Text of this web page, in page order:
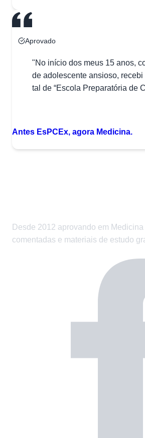
Aprovado
"No início dos meus 15 anos,
de adolescente ansioso, recebi
tal de “Escola Preparatória de
admissão, passaria no
formaria […]"
Antes EsPCEx, agora Medicina.
Desde 2012 aprovando em
comentadas e materiais de estudo